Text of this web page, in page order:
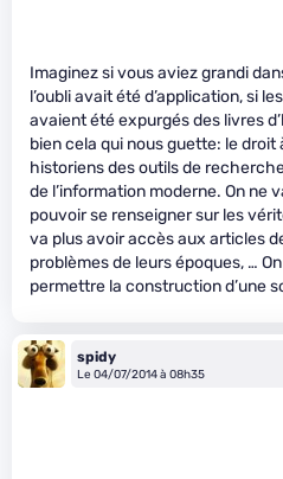
Imaginez si vous aviez grandi
l’oubli avait été d’application, si
avaient été expurgés des livres
bien cela qui nous guette: le droit
historiens des outils de
de l’information moderne. On ne
pouvoir se renseigner sur les
va plus avoir accès aux articles
problèmes de leurs époques, …
permettre la construction d’une
spidy
Le 04/07/2014 à 08h35